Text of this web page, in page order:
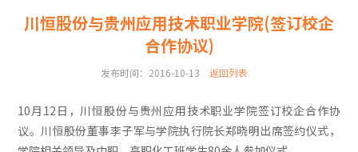
川恒股份与贵州应用技术职业学院(签订校企
合作协议)
发布时间：2016-10-13 返回列表
10月12日，川恒股份与贵州应用技术职业学院签订校企合作协
议。川恒股份董事李子军与学院执行院长郑晓明出席签约仪式，